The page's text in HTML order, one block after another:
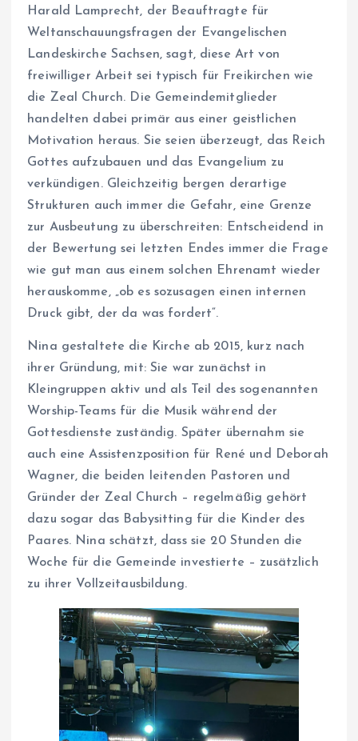
Harald Lamprecht, der Beauftragte für
Weltanschauungsfragen der Evangelischen
Landeskirche Sachsen, sagt, diese Art von
freiwilliger Arbeit sei typisch für Freikirchen wie
die Zeal Church. Die Gemeindemitglieder
handelten dabei primär aus einer geistlichen
Motivation heraus. Sie seien überzeugt, das Reich
Gottes aufzubauen und das Evangelium zu
verkündigen. Gleichzeitig bergen derartige
Strukturen auch immer die Gefahr, eine Grenze
zur Ausbeutung zu überschreiten: Entscheidend in
der Bewertung sei letzten Endes immer die Frage
wie gut man aus einem solchen Ehrenamt wieder
herauskomme, „ob es sozusagen einen internen
Druck gibt, der da was fordert“.
Nina gestaltete die Kirche ab 2015, kurz nach
ihrer Gründung, mit: Sie war zunächst in
Kleingruppen aktiv und als Teil des sogenannten
Worship-Teams für die Musik während der
Gottesdienste zuständig. Später übernahm sie
auch eine Assistenzposition für René und Deborah
Wagner, die beiden leitenden Pastoren und
Gründer der Zeal Church – regelmäßig gehört
dazu sogar das Babysitting für die Kinder des
Paares. Nina schätzt, dass sie 20 Stunden die
Woche für die Gemeinde investierte – zusätzlich
zu ihrer Vollzeitausbildung.